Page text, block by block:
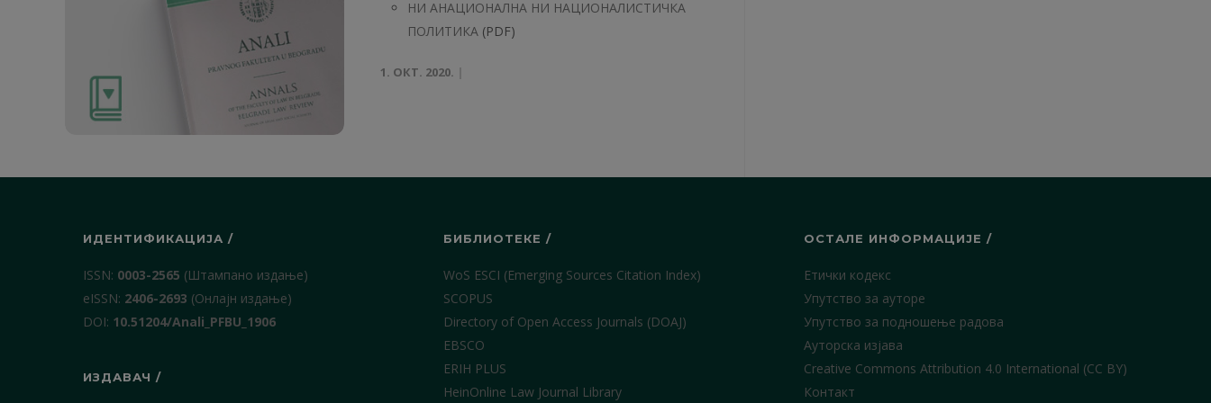
НИ АНАЦИОНАЛНА НИ НАЦИОНАЛИСТИЧКА
ПОЛИТИКА (PDF)
1. ОКТ. 2020.
ИДЕНТИФИКАЦИЈА /
ISSN: 0003-2565 (Штампано издање)
еISSN: 2406-2693 (Онлајн издање)
DOI: 10.51204/Anali_PFBU_1906
ИЗДАВАЧ /
БИБЛИОТЕКЕ /
WoS ESCI (Emerging Sources Citation Index)
SCOPUS
Directory of Open Access Journals (DOAJ)
EBSCO
ERIH PLUS
HeinOnline Law Journal Library
ОСТАЛЕ ИНФОРМАЦИЈЕ /
Етички кодекс
Упутство за ауторе
Упутство за подношење радова
Ауторска изјава
Creative Commons Attribution 4.0 International (CC BY)
Контакт